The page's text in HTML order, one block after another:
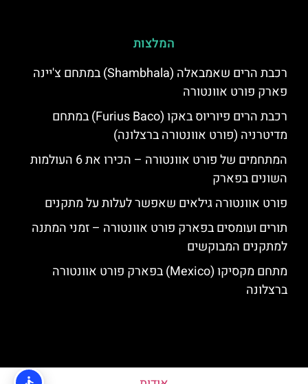
המלצות
רכבת הרים שאמבאלה (Shambhala) במתחם צ'יינה
פארק פורט אוונטורה
רכבת הרים פיוריוס באקו (Furius Baco) במתחם
מדיטרניה (פורט אוונטורה ברצלונה)
המתחמים של פורט אוונטורה – הכירו את 6 העולמות
השונים בפארק
פורט אוונטורה גילאים שאפשר לעלות על מתקנים
תורים ועומסים בפארק פורט אוונטורה – זמני המתנה
למתקנים המבוקשים
מתחם מקסיקו (Mexico) בפארק פורט אוונטורה
ברצלונה